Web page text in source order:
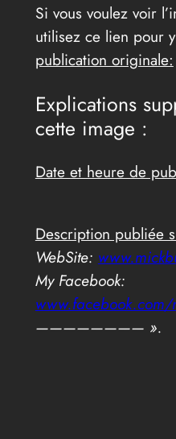
Si vous voulez voir
utilisez ce lien pour
publication originale:
Explications
cette image :
Date et heure de
Description publiée
WebSite:
My Facebook:
www.facebook.com/
———————— ».